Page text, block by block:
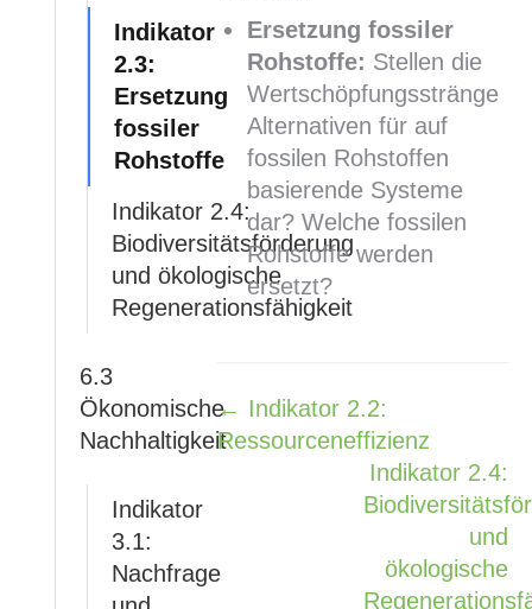
Indikator
2.3:
Ersetzung
fossiler
Rohstoffe
Indikator 2.4:
Biodiversitätsförderung
und ökologische
Regenerationsfähigkeit
6.3
Ökonomische
Nachhaltigkeit
Indikator
3.1:
Nachfrage
Ersetzung fossiler
Rohstoffe: Stellen die
Wertschöpfungsstränge
Alternativen für auf
fossilen Rohstoffen
basierende Systeme
dar? Welche fossilen
Rohstoffe werden
ersetzt?
Navigation
← Indikator 2.2:
Ressourceneffizienz
Indikator 2.4:
und
ökologische